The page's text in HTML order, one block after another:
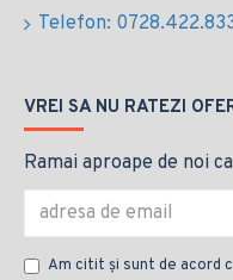
Telefon:
VREI SA NU RATEZI
Ramai aproape de noi
Am citit şi sunt de acord